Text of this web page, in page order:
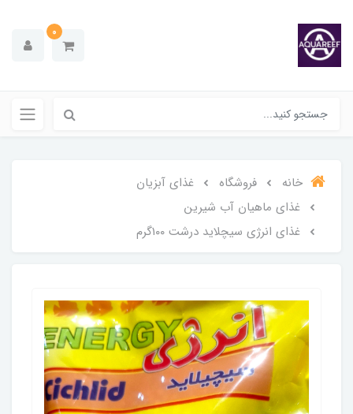
0
خانه فروشگاه
غذای آبزیان
غذای ماهیان آب شیرین
غذای انرژی سیچلاید درشت 1۰۰گرم